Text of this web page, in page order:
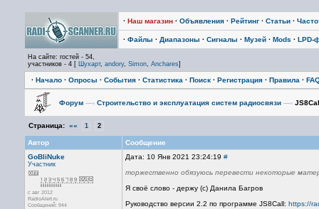
· Наш магазин · Объявления · Рейтинг · Статьи ·
· Файлы · Диапазоны · Сигналы · Музей · Mods · LPD-
На сайте: гостей - 54,
участников - 4 [ Шухарт, andory, Simon, Anchares]
· Начало · Опросы · События · Статистика · Поиск · Регистрация · Правила ·
Форум —› Строительство и эксплуатация систем радиосвязи —›
Страница: «« 1 2
Автор
Сообщение
GoBliNuke
Участник
с авг 2012
RadioAlert.ru
Сообщений: 944
Дата: 10 Янв 2021 23:24:19 #
торжественно обязуюсь перевести некоторые
Я своё слово - держу (с) Данила Багров
Руководство версии 2.2 по программе JS8Call: https://